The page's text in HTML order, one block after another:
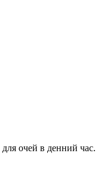
очей в денний час.